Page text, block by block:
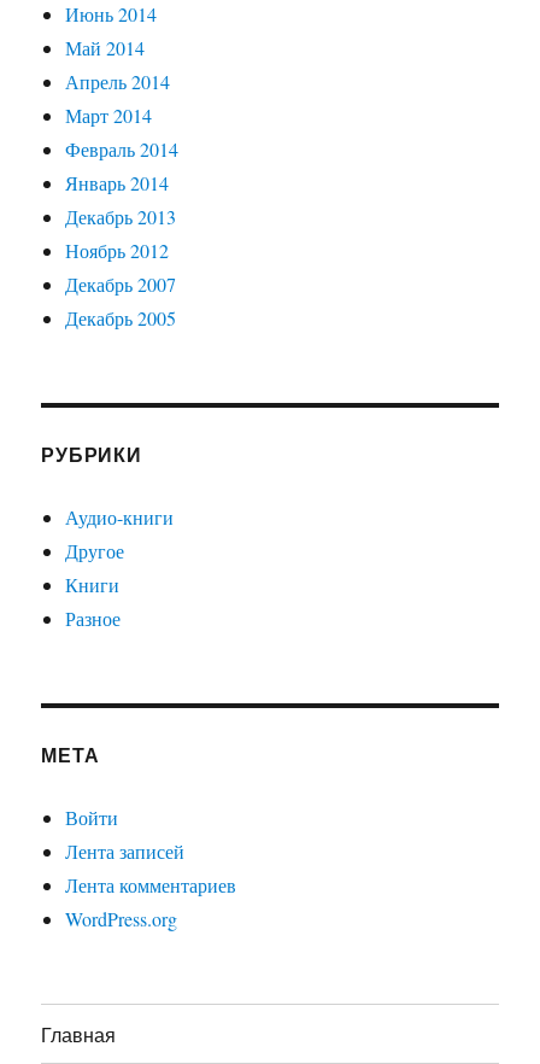
Июнь 2014
Май 2014
Апрель 2014
Март 2014
Февраль 2014
Январь 2014
Декабрь 2013
Ноябрь 2012
Декабрь 2007
Декабрь 2005
РУБРИКИ
Аудио-книги
Другое
Книги
Разное
МЕТА
Войти
Лента записей
Лента комментариев
WordPress.org
Главная